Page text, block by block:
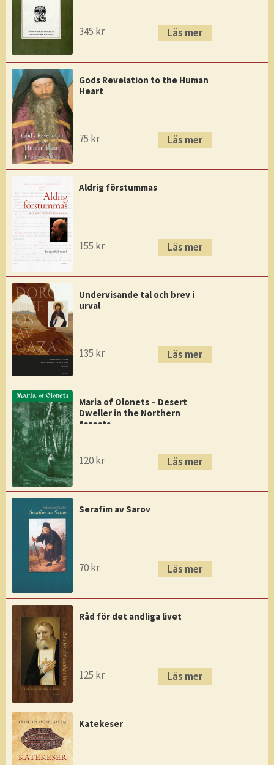
345 kr Läs mer
Gods Revelation to the Human
Heart
75 kr Läs mer
Aldrig förstummas
155 kr Läs mer
Undervisande tal och brev i
urval
135 kr Läs mer
Maria of Olonets – Desert
Dweller in the Northern
forests
120kr Läs mer
Serafim av Sarov
70kr Läs mer
Råd för det andliga livet
125 kr Läs mer
Katekeser